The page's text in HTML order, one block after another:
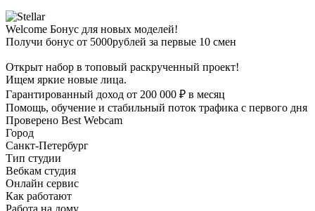
Welcome Бонус для новых моделей!
Получи бонус от 5000рублей за первые 10 смен
Открыт набор в топовый раскрученный проект!
Ищем яркие новые лица.
Гарантированный доход от 200 000 ₽ в месяц
Помощь, обучение и стабильный поток трафика с первого дня
Проверено Best Webcam
Город
Санкт-Петербург
Тип студии
Вебкам студия
Онлайн сервис
Как работают
Работа на дому